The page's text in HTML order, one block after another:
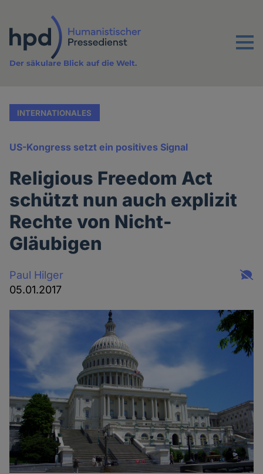
Inhalt
Menu
Der säkulare Blick auf die Welt.
INTERNATIONALES
US-Kongress setzt ein positives Signal
Religious Freedom Act
schützt nun auch explizit
Rechte von Nicht-
Gläubigen
Paul Hilger
05.01.2017